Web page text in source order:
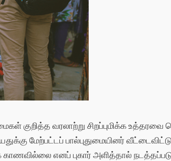
குறித்த வரலாற்று சிறப்புமிக்க
மேற்பட்டப் பால்புதுமையினர்
எனப் புகார் அளித்தால்